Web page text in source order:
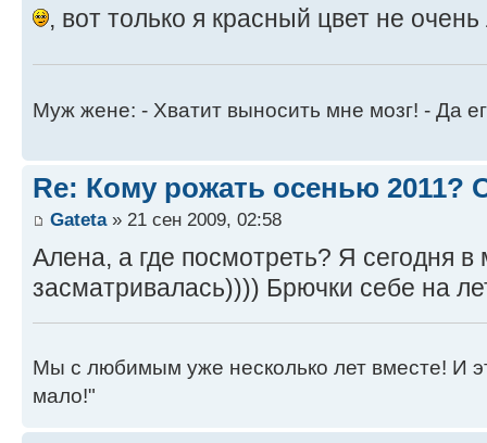
, вот только я красный цвет не
Муж жене: - Хватит выносить мне мозг! - Да
Re: Кому рожать осенью 2011?
Gateta» 21 сен 2009, 02:58
Алена, а где посмотреть? Я сегодня в
засматривалась)))) Брючки себе на
Мы с любимым уже несколько лет вместе! И
мало!"